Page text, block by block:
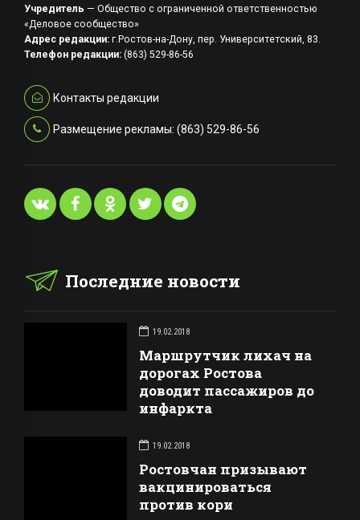
Учредитель — Общество с ограниченной ответственностью
«Деловое сообщество»
Адрес редакции: г.Ростов-на-Дону, пер. Университетский, 83.
Телефон редакции: (863) 529-86-56
Контакты редакции
Размещение рекламы: (863) 529-86-56
Последние новости
19.02.2018
Маршрутчик лихач на
дорогах Ростова
доводит пассажиров до
инфаркта
19.02.2018
Ростовчан призывают
вакцинироваться
против кори